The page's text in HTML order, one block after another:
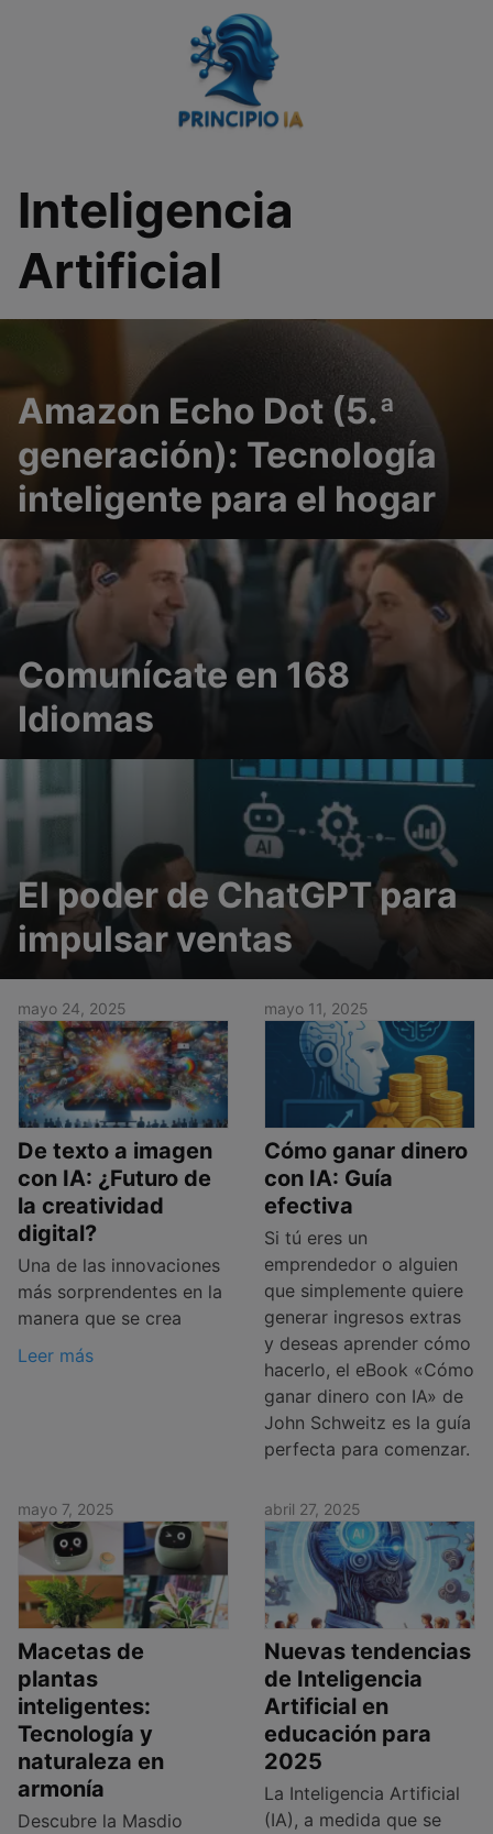
Inteligencia
Artificial
Amazon Echo Dot (5.ª
generación): Tecnología
inteligente para el hogar
Comunícate en 168
Idiomas
El poder de ChatGPT para
impulsar ventas
mayo 24, 2025
De texto a imagen
con IA: ¿Futuro de
la creatividad
digital?
Una de las innovaciones
más sorprendentes en la
manera que se crea
Leer más
mayo 11, 2025
Cómo ganar dinero
con IA: Guía
efectiva
Si tú eres un
emprendedor o alguien
que simplemente quiere
generar ingresos extras
y deseas aprender cómo
hacerlo, el eBook «Cómo
ganar dinero con IA» de
John Schweitz es la guía
perfecta para comenzar.
mayo 7, 2025
Macetas de
plantas
inteligentes:
Tecnología y
naturaleza en
armonía
Descubre la Masdio
abril 27, 2025
Nuevas tendencias
de Inteligencia
Artificial en
educación para
2025
La Inteligencia Artificial
(IA), a medida que se